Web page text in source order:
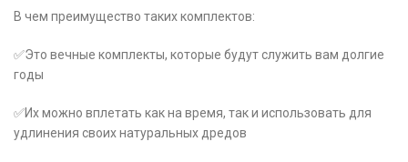
В чем преимущество таких комплектов:
✅Это вечные комплекты, которые будут служить вам долгие
годы
✅Их можно вплетать как на время, так и использовать для
удлинения своих натуральных дредов